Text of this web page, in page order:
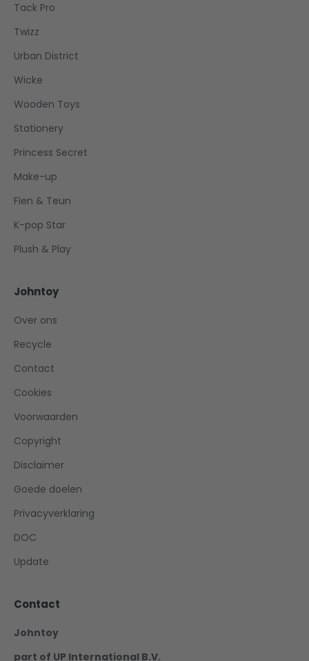
Tack Pro
Twizz
Urban District
Wicke
Wooden Toys
Stationery
Princess Secret
Make-up
Fien & Teun
K-pop Star
Plush & Play
Johntoy
Over ons
Recycle
Contact
Cookies
Voorwaarden
Copyright
Disclaimer
Goede doelen
Privacyverklaring
DOC
Update
Contact
Johntoy
part of UP International B.V.